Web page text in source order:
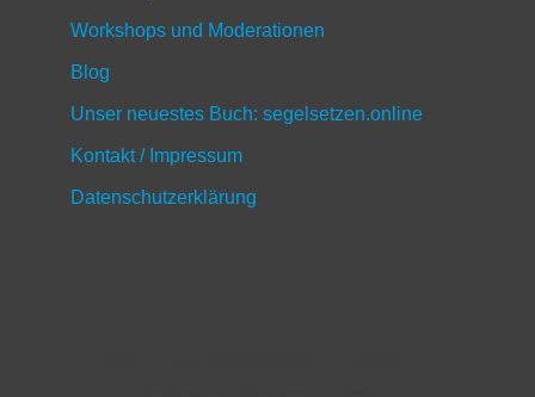
Workshops und Moderationen
Blog
Unser neuestes Buch: segelsetzen.online
Kontakt / Impressum
Datenschutzerklärung